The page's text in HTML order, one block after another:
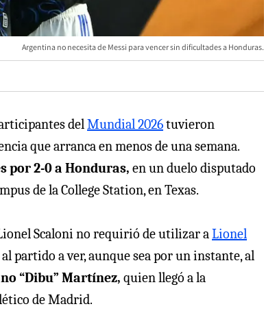
Argentina no necesita de Messi para vencer sin dificultades a Honduras.
delMundial 2026tuvieron
que arranca en menos de una semana.
por 2-0 a Honduras, en un duelo disputado
de la College Station, en Texas.
Scaloni no requirió de utilizar aLionel
partido a ver, aunque sea por un instante, al
“Dibu” Martínez, quien llegó a la
de Madrid.